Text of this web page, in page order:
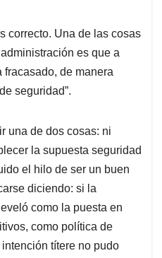
correcto. Una de las cosas
es que a
fracasado, de manera
seguridad”.
una de dos cosas: ni
la supuesta seguridad
el hilo de ser un buen
diciendo: si la
como la puesta en
como política de
títere no pudo